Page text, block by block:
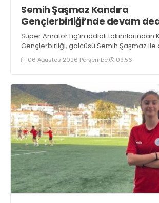
Semih Şaşmaz Kandıra
Gençlerbirliği’nde devam
Süper Amatör Lig’in iddialı takımlarından
Gençlerbirliği, golcüsü Semih Şaşmaz
06 Ağustos 2026 Perşembe 09:56